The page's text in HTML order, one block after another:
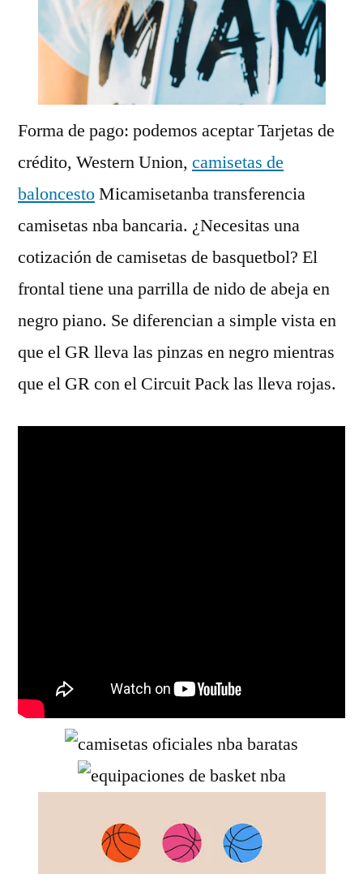
Forma de pago: podemos aceptar Tarjetas de
crédito, Western Union, camisetas de
baloncestoMicamisetanba transferencia
camisetas nba bancaria. ¿Necesitas una
cotización de camisetas de basquetbol? El
frontal tiene una parrilla de nido de abeja en
negro piano. Se diferencian a simple vista en
que el GR lleva las pinzas en negro mientras
que el GR con el Circuit Pack las lleva rojas.